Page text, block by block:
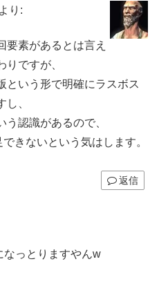
より:
要素があるとは言え
ですが、
という形で明確にラスボス
、
認識があるので、
きないという気はします。
返信
なっとりますやんw